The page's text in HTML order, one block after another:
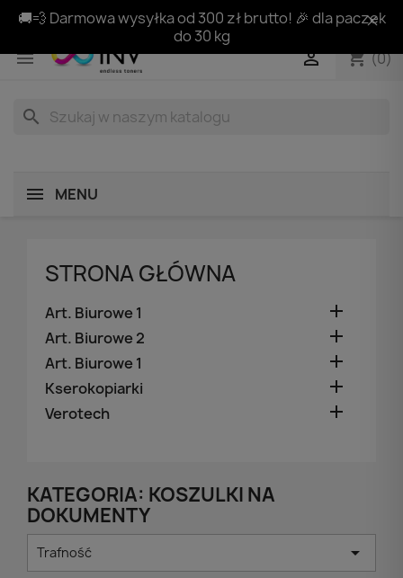
🚚💨 Darmowa wysyłka od 300 zł brutto! 🎉 dla paczek
do 30 kg
 shopping_cart(0)

search
MENU
STRONA GŁÓWNA
Art. Biurowe 1 
Art. Biurowe 2 
Art. Biurowe 1 
Kserokopiarki 
Verotech 
KATEGORIA: KOSZULKI NA
DOKUMENTY
Trafność 